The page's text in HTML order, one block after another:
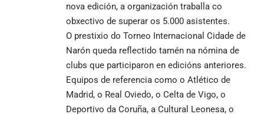
nova edición, a organización traballa co
obxectivo de superar os 5.000 asistentes.
O prestixio do Torneo Internacional Cidade de
Narón queda reflectido tamén na nómina de
clubs que participaron en edicións anteriores.
Equipos de referencia como o Atlético de
Madrid, o Real Oviedo, o Celta de Vigo, o
Deportivo da Coruña, a Cultural Leonesa, o